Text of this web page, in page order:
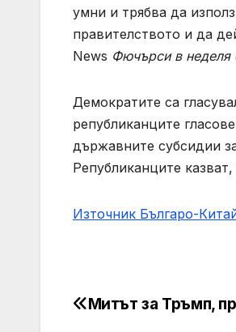
умни и трябва да
правителството и да
News Фючърси в неделя
Демократите са
републиканците
държавните субсидии
Републиканците
Източник Българо-
Навигация
Митът за Тръмп,